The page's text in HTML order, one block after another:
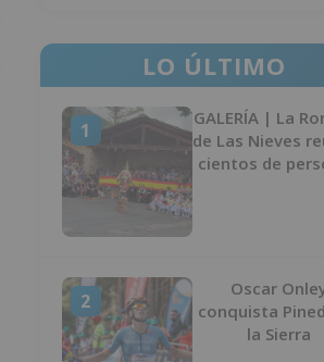
LO ÚLTIMO
1
GALERÍA | La
de Las Nieves
cientos de
2
Oscar
conquista
la Sierra